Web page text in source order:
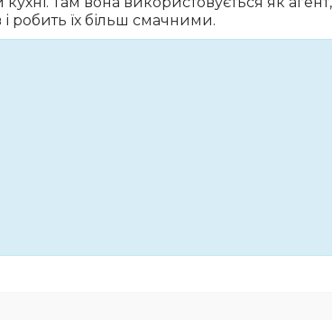
робить їх більш смачними.